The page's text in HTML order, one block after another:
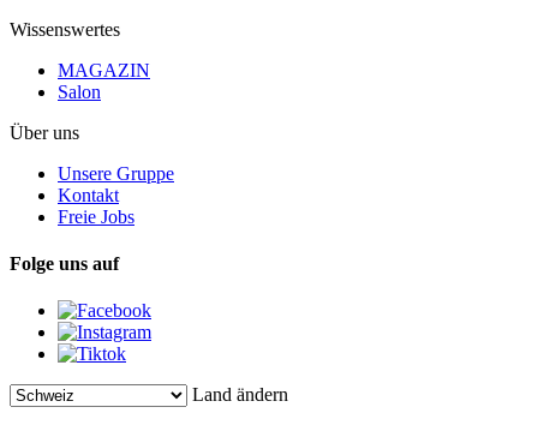
Wissenswertes
MAGAZIN
Salon
Über uns
Unsere Gruppe
Kontakt
Freie Jobs
Folge uns auf
Land ändern